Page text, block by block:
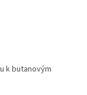
k butanovým